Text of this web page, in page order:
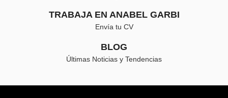
TRABAJA EN ANABEL GARBI
Envía tu CV
BLOG
Últimas Noticias y Tendencias